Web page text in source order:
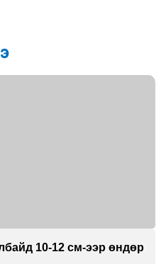
10-12 см-ээр өндөр